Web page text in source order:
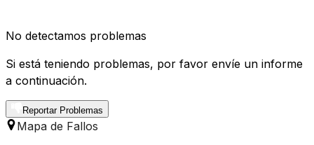
No detectamos problemas
Si está teniendo problemas, por favor envíe un informe
a continuación.
Reportar Problemas
Mapa de Fallos